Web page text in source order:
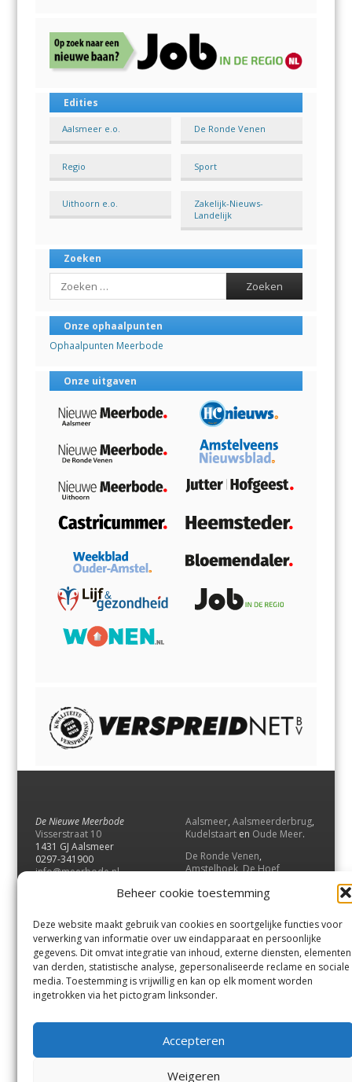
Beheer cookie toestemming
Deze website maakt gebruik van cookies en soortgelijke functies voor
verwerking van informatie over uw eindapparaat en persoonlijke
gegevens. Dit omvat integratie van inhoud, externe diensten, elementen
van derden, statistische analyse, gepersonaliseerde reclame en sociale
media. Toestemming is vrijwillig en kan op elk moment worden
ingetrokken via het pictogram linksonder.
Accepteren
Weigeren
Edities
Aalsmeer e.o. De Ronde Venen
Regio Sport
Uithoorn e.o.
Zakelijk-Nieuws-
Landelijk
Zoeken
Search
Onze ophaalpunten
Ophaalpunten Meerbode
Onze uitgaven
De Nieuwe Meerbode
Visserstraat 10
1431 GJ Aalsmeer
0297-341900
info@meerbode.nl
Aalsmeer, Aalsmeerderbrug,
Kudelstaart en Oude Meer.
De Ronde Venen,
Amstelhoek,De Hoef,
Vrouwenakker,Waverveen
UithoornenDe Kwakel.
Contact
Andere uitgaven
Bezorgklacht
Vacatures
Voorwaarden
Privacyverklaring